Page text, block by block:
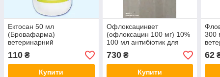
Ектосан 50 мл
(Бровафарма)
ветеринарний
протипаразитарний
препарат проти кліщів,
вошей, бліх та мух
110 ₴
Купити
Офлоксацинвет
(офлоксацин 100 мг) 10%
100 мл антибіотик для
лікування КРС, свиней,
овець, коз, собак і кішок
730₴
Купити
300
для
62